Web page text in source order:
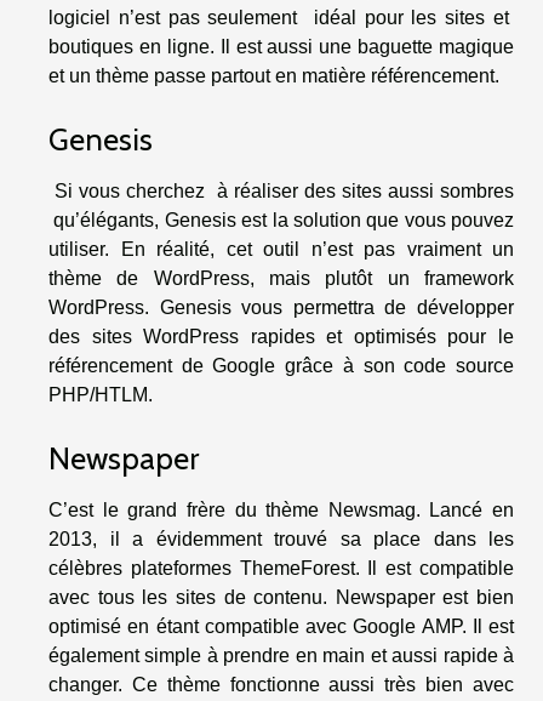
logiciel n’est pas seulement idéal pour les sites et
boutiques en ligne. Il est aussi une baguette magique
et un thème passe partout en matière référencement.
Genesis
Si vous cherchez à réaliser des sites aussi sombres
qu’élégants, Genesis est la solution que vous pouvez
utiliser. En réalité, cet outil n’est pas vraiment un
thème de WordPress, mais plutôt un framework
WordPress. Genesis vous permettra de développer
des sites WordPress rapides et optimisés pour le
référencement de Google grâce à son code source
PHP/HTLM.
Newspaper
C’est le grand frère du thème Newsmag. Lancé en
2013, il a évidemment trouvé sa place dans les
célèbres plateformes ThemeForest. Il est compatible
avec tous les sites de contenu. Newspaper est bien
optimisé en étant compatible avec Google AMP. Il est
également simple à prendre en main et aussi rapide à
changer. Ce thème fonctionne aussi très bien avec